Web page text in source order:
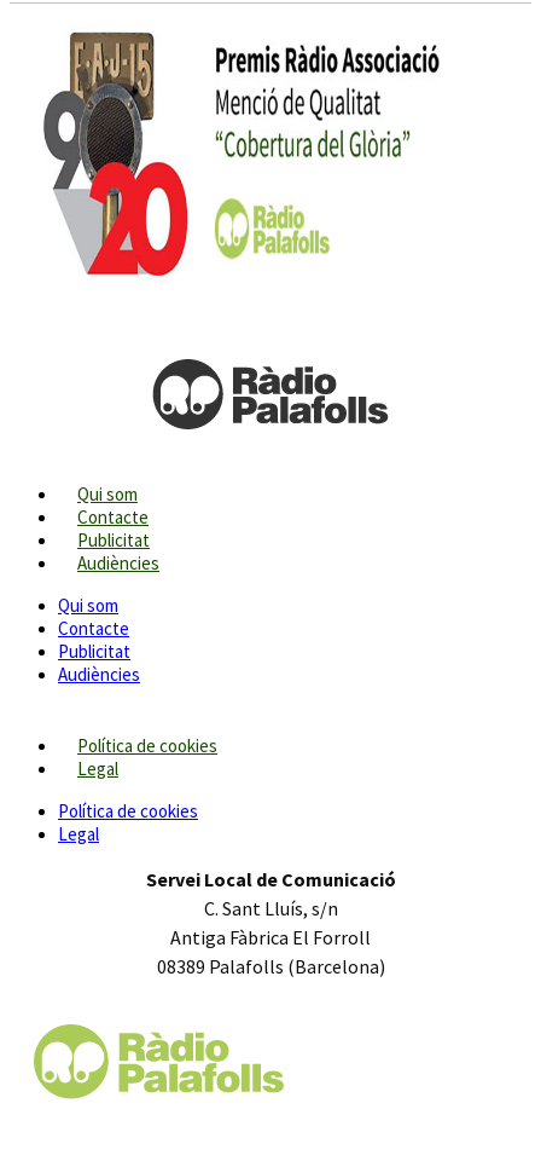
Qui som
Contacte
Publicitat
Audiències
Qui som
Contacte
Publicitat
Audiències
Política de cookies
Legal
Política de cookies
Legal
Servei Local de Comunicació
C. Sant Lluís, s/n
Antiga Fàbrica El Forroll
08389 Palafolls (Barcelona)